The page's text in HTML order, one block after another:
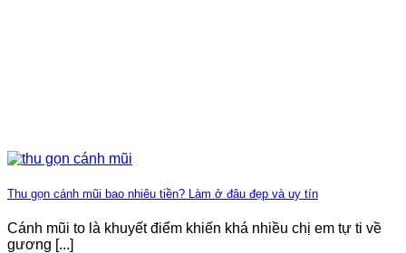
Thu gọn cánh mũi bao nhiêu tiền? Làm ở đâu đẹp và uy tín
Cánh mũi to là khuyết điểm khiến khá nhiều chị em tự ti về
gương [...]